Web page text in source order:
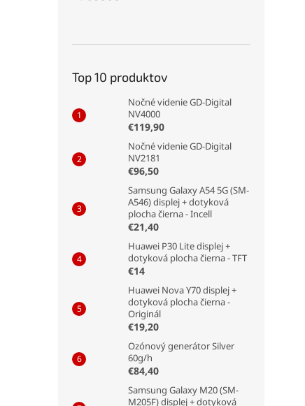
Top 10 produktov
Nočné videnie GD-Digital
NV4000
€119,90
Nočné videnie GD-Digital
NV2181
€96,50
Samsung Galaxy A54 5G (SM-
A546) displej + dotyková
plocha čierna - Incell
€21,40
Huawei P30 Lite displej +
dotyková plocha čierna - TFT
€14
Huawei Nova Y70 displej +
dotyková plocha čierna -
Originál
€19,20
Ozónový generátor Silver
60g/h
€84,40
Samsung Galaxy M20 (SM-
M205F) displej + dotyková